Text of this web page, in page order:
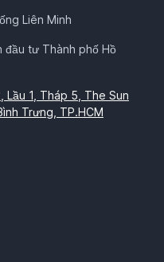
Liên Minh
tư Thành phố Hồ
Lầu 1, Tháp 5, The Sun
Trưng, TP.HCM